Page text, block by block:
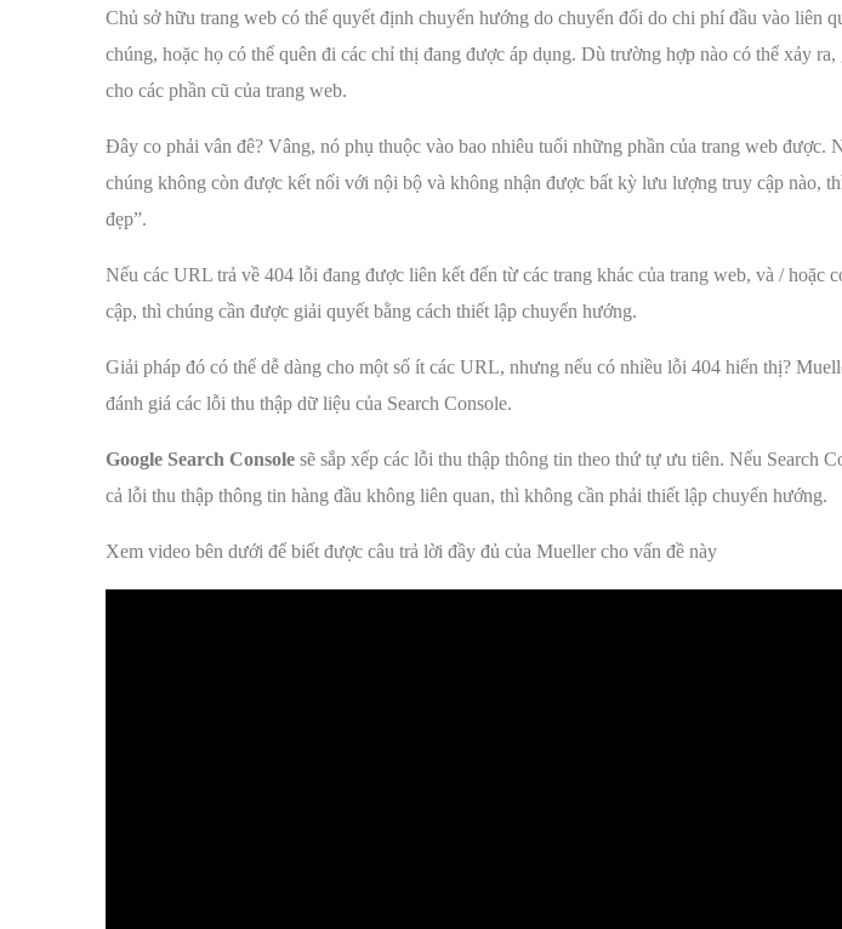
Chủ sở hữu trang web có thể quyết định chuyển hướng do chuyển đổi do chi phí đầu vào liên
chúng, hoặc họ có thể quên đi các chỉ thị đang được áp dụng. Dù trường hợp nào có thể xảy
cho các phần cũ của trang web.
Đây co phải vân đê? Vâng, nó phụ thuộc vào bao nhiêu tuổi những phần của trang web được.
chúng không còn được kết nối với nội bộ và không nhận được bất kỳ lưu lượng truy cập nào,
đẹp”.
Nếu các URL trả về 404 lỗi đang được liên kết đến từ các trang khác của trang web, và / hoặc
cập, thì chúng cần được giải quyết bằng cách thiết lập chuyển hướng.
Giải pháp đó có thể dễ dàng cho một số ít các URL, nhưng nếu có nhiều lỗi 404 hiển thị?
đánh giá các lỗi thu thập dữ liệu của Search Console.
Google Search Console sẽ sắp xếp các lỗi thu thập thông tin theo thứ tự ưu tiên. Nếu Search
cả lỗi thu thập thông tin hàng đầu không liên quan, thì không cần phải thiết lập chuyển hướng.
Xem video bên dưới để biết được câu trả lời đầy đủ của Mueller cho vấn đề này